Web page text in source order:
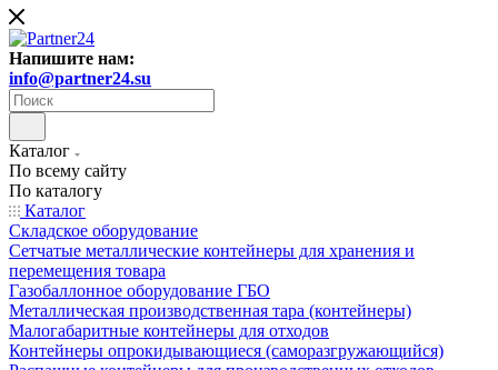
Напишите нам:
info@partner24.su
Каталог
По всему сайту
По каталогу
Каталог
Складское оборудование
Сетчатые металлические контейнеры для хранения и
перемещения товара
Газобаллонное оборудование ГБО
Металлическая производственная тара (контейнеры)
Малогабаритные контейнеры для отходов
Контейнеры опрокидывающиеся (саморазгружающийся)